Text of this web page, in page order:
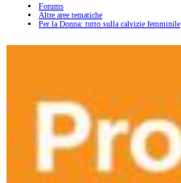
Forums
Altre aree tematiche
Per la Donna: tutto sulla calvizie femminile